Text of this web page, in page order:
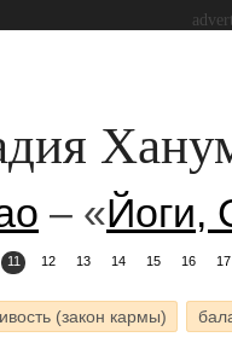
– «Йоги,
11 12 13 14 15 16 17
(закон кармы)